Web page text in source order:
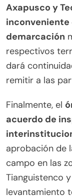
Axapusco y
inconveniente
demarcación
respectivos
dará
remitir a las
Finalmente, el
acuerdo de
aprobación de
campo en las
Tianguistenco
levantamiento